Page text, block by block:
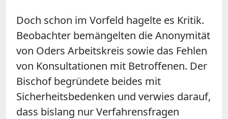
Doch schon im Vorfeld hagelte es Kritik.
Beobachter bemängelten die Anonymität
von Oders Arbeitskreis sowie das Fehlen
von Konsultationen mit Betroffenen. Der
Bischof begründete beides mit
Sicherheitsbedenken und verwies darauf,
dass bislang nur Verfahrensfragen